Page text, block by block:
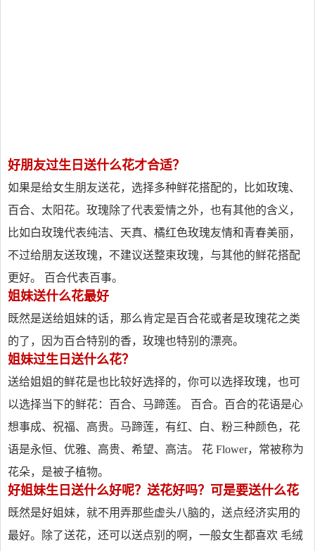
好朋友过生日送什么花才合适？
如果是给女生朋友送花，选择多种鲜花搭配的，比如玫瑰、
百合、太阳花。玫瑰除了代表爱情之外，也有其他的含义，
比如白玫瑰代表纯洁、天真、橘红色玫瑰友情和青春美丽，
不过给朋友送玫瑰，不建议送整束玫瑰，与其他的鲜花搭配
更好。 百合代表百事。
姐妹送什么花最好
既然是送给姐妹的话，那么肯定是百合花或者是玫瑰花之类
的了，因为百合特别的香，玫瑰也特别的漂亮。
姐妹过生日送什么花？
送给姐姐的鲜花是也比较好选择的，你可以选择玫瑰，也可
以选择当下的鲜花：百合、马蹄莲。 百合。百合的花语是心
想事成、祝福、高贵。马蹄莲，有红、白、粉三种颜色，花
语是永恒、优雅、高贵、希望、高洁。 花 Flower，常被称为
花朵，是被子植物。
好姐妹生日送什么好呢？送花好吗？可是要送什么花
既然是好姐妹，就不用弄那些虚头八脑的，送点经济实用的
最好。除了送花，还可以送点别的啊，一般女生都喜欢 毛绒